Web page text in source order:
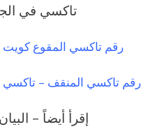
تاكسي في
رقم تاكسي المقوع كويت
رقم تاكسي المنقف – تاكسي
إقرأ أيضاً –